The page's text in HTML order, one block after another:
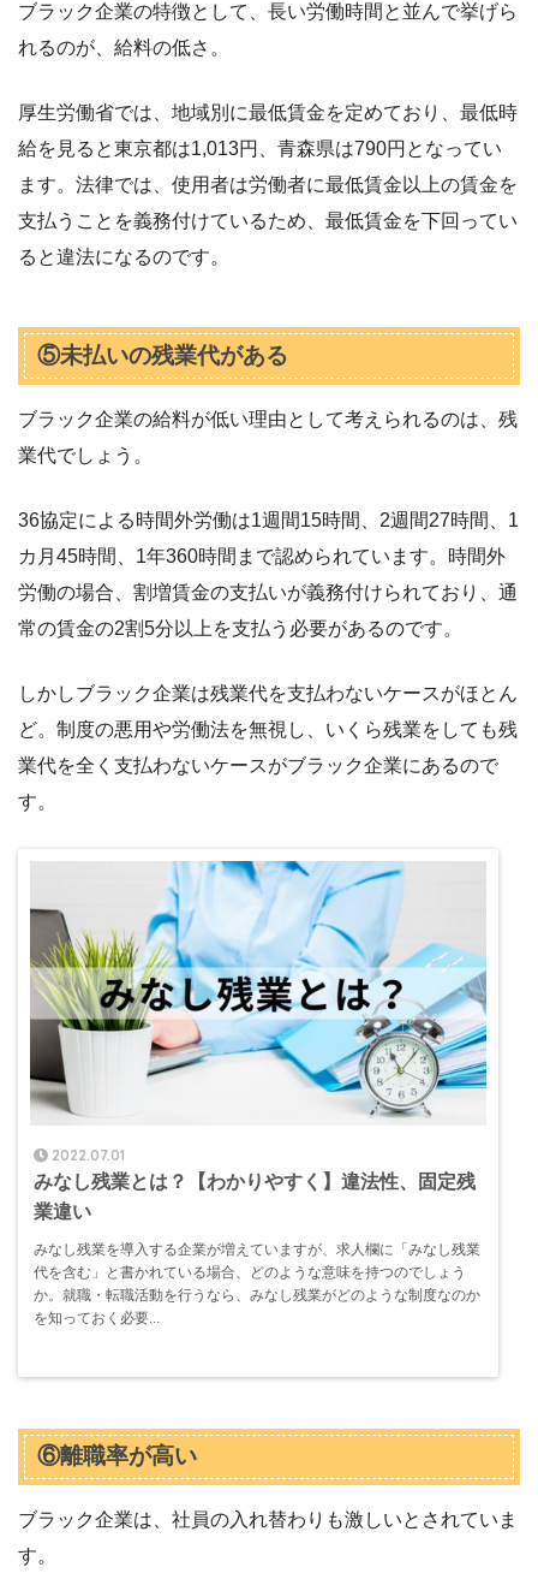
ブラック企業の特徴として、長い労働時間と並んで挙げら
れるのが、給料の低さ。
厚生労働省では、地域別に最低賃金を定めており、最低時
給を見ると東京都は1,013円、青森県は790円となってい
ます。法律では、使用者は労働者に最低賃金以上の賃金を
支払うことを義務付けているため、最低賃金を下回ってい
ると違法になるのです。
⑤未払いの残業代がある
ブラック企業の給料が低い理由として考えられるのは、残
業代でしょう。
36協定による時間外労働は1週間15時間、2週間27時間、1
カ月45時間、1年360時間まで認められています。時間外
労働の場合、割増賃金の支払いが義務付けられており、通
常の賃金の2割5分以上を支払う必要があるのです。
しかしブラック企業は残業代を支払わないケースがほとん
ど。制度の悪用や労働法を無視し、いくら残業をしても残
業代を全く支払わないケースがブラック企業にあるので
す。
2022.07.01
みなし残業とは？【わかりやすく】違法性、固定残
業違い
みなし残業を導入する企業が増えていますが、求人欄に「みなし残業
代を含む」と書かれている場合、どのような意味を持つのでしょう
か。就職・転職活動を行うなら、みなし残業がどのような制度なのか
を知っておく必要...
⑥離職率が高い
ブラック企業は、社員の入れ替わりも激しいとされていま
す。